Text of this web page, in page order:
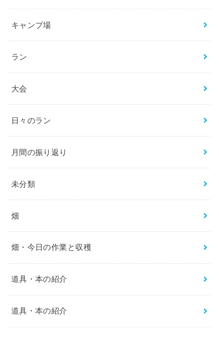
キャンプ場
ラン
大会
日々のラン
月間の振り返り
未分類
畑
畑・今日の作業と収穫
道具・本の紹介
道具・本の紹介